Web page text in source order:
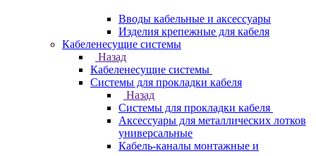
Вводы кабельные и аксессуары
Изделия крепежные для кабеля
Кабеленесущие системы
Назад
Кабеленесущие системы
Системы для прокладки кабеля
Назад
Системы для прокладки кабеля
Аксессуары для металлических лотков
универсальные
Кабель-каналы монтажные и